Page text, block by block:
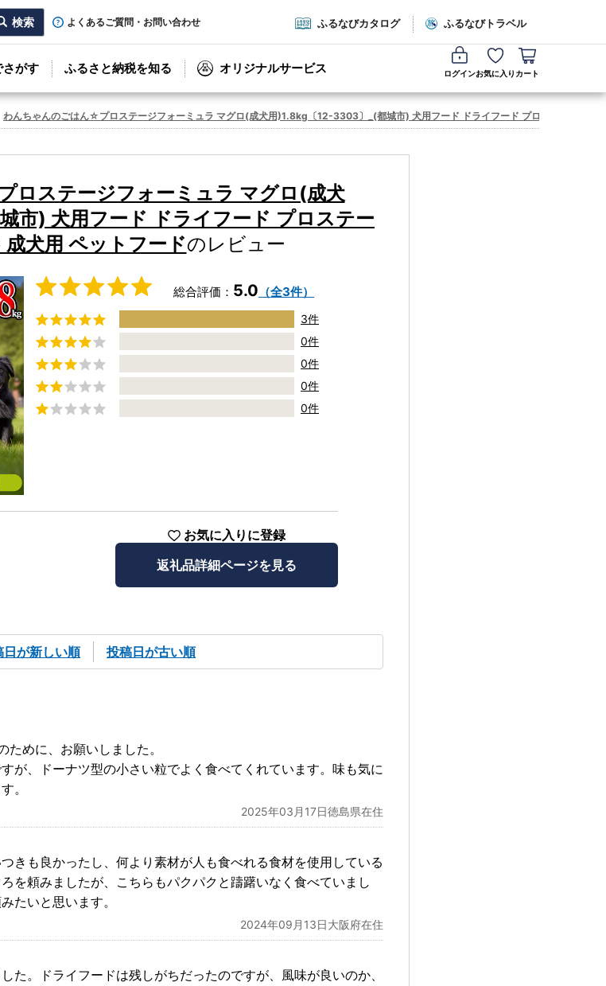
よくあるご質問・お問い合わせ ふるなびカタログ ふるなびトラベル
さがす ふるさと納税を知る オリジナルサービス ログインお気に入り カート
わんちゃんのごはん☆プロステージフォーミュラ マグロ(成犬用)1.8kg〔12-3303〕_(都城市) 犬用フード ドライフード プロステージ フォ
ロステージフォーミュラ マグロ(成犬
市) 犬用フード ドライフード プロステー
犬用 ペットフードのレビュー
総合評価： 5.0 （全3件）
3件
0件
0件
0件
0件
お気に入りに登録
返礼品詳細ページを見る
日が新しい順 投稿日が古い順
めに、お願いしました。
が、ドーナツ型の小さい粒でよく食べてくれています。味も気に
。
2025年03月17日徳島県在住
きも良かったし、何より素材が人も食べれる食材を使用している
を頼みましたが、こちらもパクパクと躊躇いなく食べていまし
たいと思います。
2024年09月13日大阪府在住
た。ドライフードは残しがちだったのですが、風味が良いのか、